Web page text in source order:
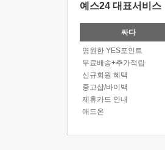
예스24 대표서비스
싸다
영원한 YES포인트
무료배송+추가적립
신규회원 혜택
중고샵/바이백
제휴카드 안내
애드온